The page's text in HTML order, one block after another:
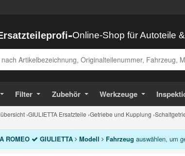
-Online-Shop für Autoteile
Filter Zubehör Werkzeuge
›GIULIETTA Ersatzteile ›Getriebe und Kupplung ›
ROMEO GIULIETTA Modell Fahrzeug auswählen, um